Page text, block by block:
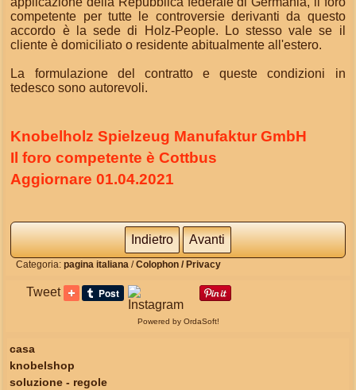
competente per tutte le controversie derivanti da questo
accordo è la sede di Holz-People. Lo stesso vale se il
cliente è domiciliato o residente abitualmente all'estero.
La formulazione del contratto e queste condizioni in
tedesco sono autorevoli.
Knobelholz Spielzeug Manufaktur GmbH
Il foro competente è Cottbus
Aggiornare 01.04.2021
Indietro Avanti
Categoria:pagina italiana /Colophon / Privacy
Tweet
Powered by OrdaSoft!
casa
knobelshop
soluzione - regole